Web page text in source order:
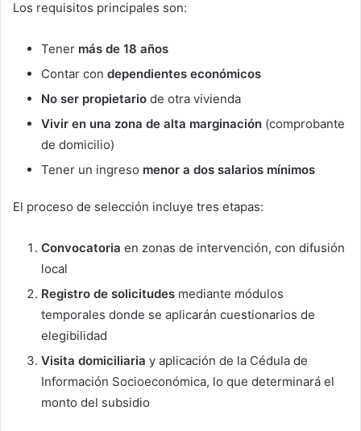
Los requisitos principales son:
Tener más de 18 años
Contar con dependientes económicos
No ser propietario de otra vivienda
Vivir en una zona de alta marginación (comprobante
de domicilio)
Tener un ingreso menor a dos salarios mínimos
El proceso de selección incluye tres etapas:
Convocatoria en zonas de intervención, con difusión
local
Registro de solicitudes mediante módulos
temporales donde se aplicarán cuestionarios de
elegibilidad
Visita domiciliaria y aplicación de la Cédula de
Información Socioeconómica, lo que determinará el
monto del subsidio